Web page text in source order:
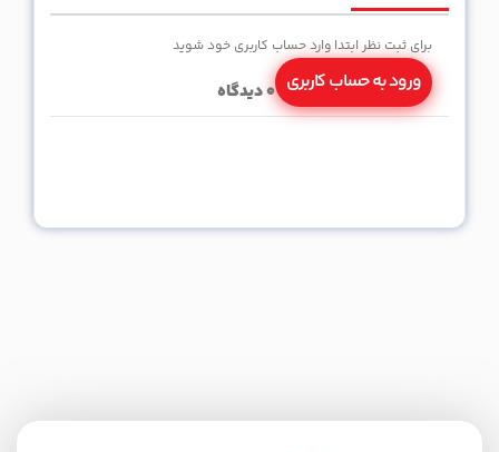
برای ثبت نظر ابتدا وارد حساب کاربری خود شوید
ورود به حساب کاربری 0دیدگاه